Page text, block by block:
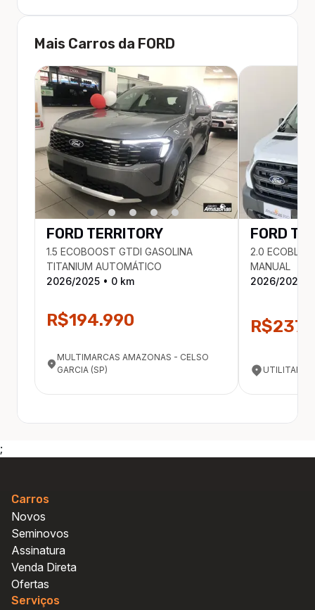
Mais Carros da FORD
FORD TERRITORY
1.5 ECOBOOST GTDI GASOLINA
TITANIUM AUTOMÁTICO
2026/2025 • 0 km
R$194.990
MULTIMARCAS AMAZONAS - CELSO
GARCIA (SP)
FORD
2.0 ECOBLUE
MANUAL
2026/2025
;
Carros
Novos
Seminovos
Assinatura
Venda Direta
Ofertas
Serviços